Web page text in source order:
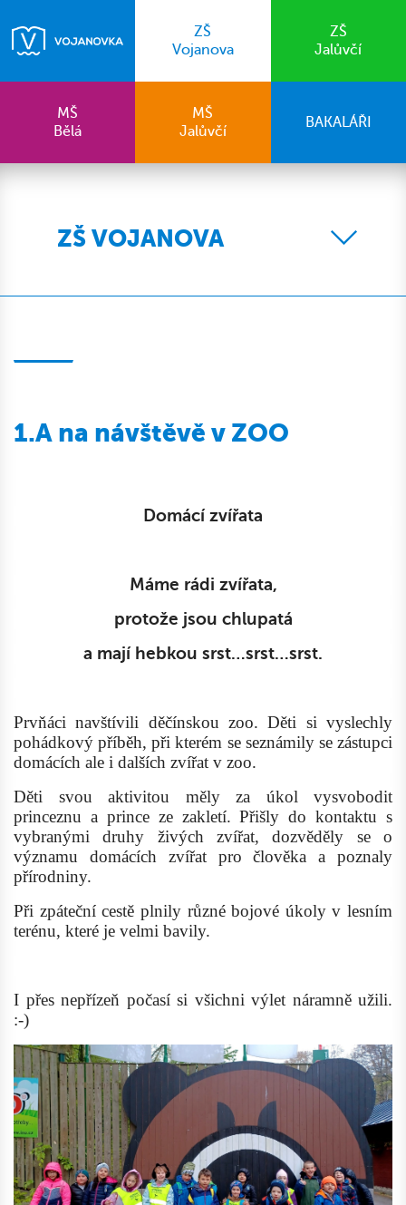
ZŠ
Vojanova
ZŠ
Jalůvčí
MŠ
Bělá
MŠ
Jalůvčí
BAKALÁŘI
ZŠ VOJANOVA
1.A na návštěvě v ZOO
Domácí zvířata
Máme rádi zvířata,
protože jsou chlupatá
a mají hebkou srst…srst…srst.
Prvňáci navštívili děčínskou zoo. Děti si vyslechly
pohádkový příběh, při kterém se seznámily se zástupci
domácích ale i dalších zvířat v zoo.
Děti svou aktivitou měly za úkol vysvobodit
princeznu a prince ze zakletí. Přišly do kontaktu s
vybranými druhy živých zvířat, dozvěděly se o
významu domácích zvířat pro člověka a poznaly
přírodniny.
Při zpáteční cestě plnily různé bojové úkoly v lesním
terénu, které je velmi bavily.
I přes nepřízeň počasí si všichni výlet náramně užili.
:-)